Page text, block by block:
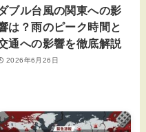
ブル台風の関東への影
は？雨のピーク時間と
通への影響を徹底解説
2026年6月26日